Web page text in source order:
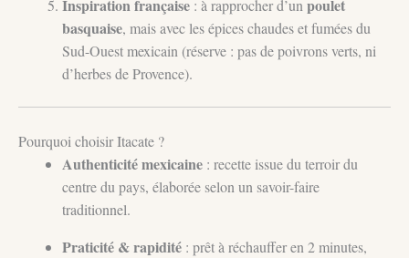
Inspiration française : à rapprocher d’un poulet
basquaise, mais avec les épices chaudes et fumées du
Sud-Ouest mexicain (réserve : pas de poivrons verts, ni
d’herbes de Provence).
Pourquoi choisir Itacate ?
Authenticité mexicaine : recette issue du terroir du
centre du pays, élaborée selon un savoir-faire
traditionnel.
Praticité & rapidité : prêt à réchauffer en 2 minutes,